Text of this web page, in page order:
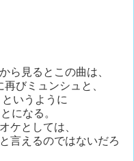
ら見るとこの曲は、
びミュンシュと、
いうように
になる。
ケとしては、
言えるのではないだろ